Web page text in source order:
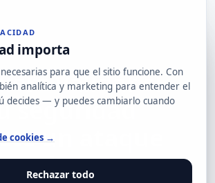
validar si
seguridad
un ataque
realista?
importa
para que el sitio funcione. Con
analítica y marketing para entender el
decides — y puedes cambiarlo cuando
cookies →
Rechazar todo